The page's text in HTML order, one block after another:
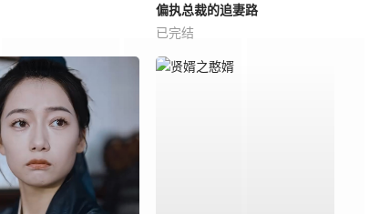
偏执总裁的追妻路
已完结